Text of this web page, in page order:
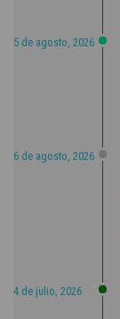
5 de agosto, 2026
6 de agosto, 2026
4 de julio, 2026